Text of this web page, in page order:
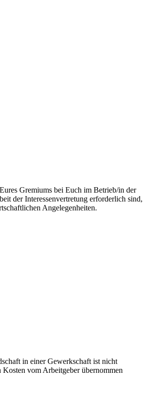
Gremiums bei Euch im Betrieb/in der
der Interessenvertretung erforderlich sind,
Angelegenheiten.
in einer Gewerkschaft ist nicht
vom Arbeitgeber übernommen